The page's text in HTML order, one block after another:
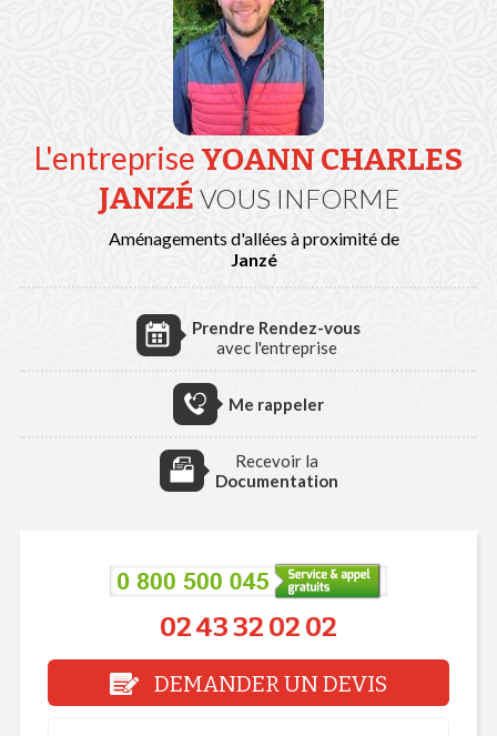
L'entreprise YOANN CHARLES
JANZÉ VOUS INFORME
Aménagements d'allées à proximité de
Janzé
Prendre Rendez-vous
avec l'entreprise
Me rappeler
Recevoir la
Documentation
02 43 32 02 02
DEMANDER UN DEVIS